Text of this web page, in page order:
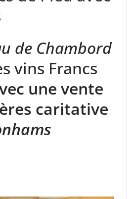
de Chambord
vins Francs
une vente
caritative